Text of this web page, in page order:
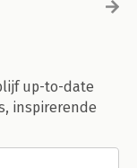
up-to-date
inspirerende